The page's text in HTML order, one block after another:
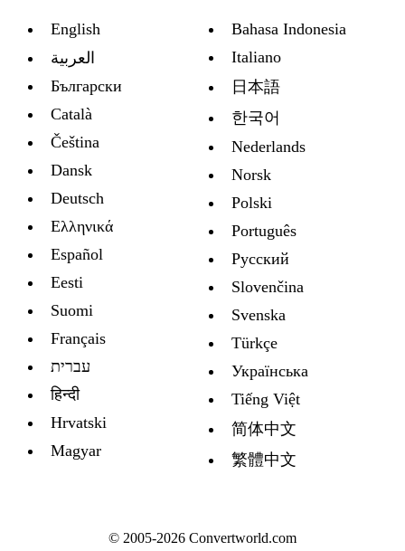
English
العربية
Български
Català
Čeština
Dansk
Deutsch
Ελληνικά
Español
Eesti
Suomi
Français
עברית
हिन्दी
Hrvatski
Magyar
Bahasa Indonesia
Italiano
日本語
한국어
Nederlands
Norsk
Polski
Português
Русский
Slovenčina
Svenska
Türkçe
Украïнська
Tiếng Việt
简体中文
繁體中文
© 2005-2026 Convertworld.com